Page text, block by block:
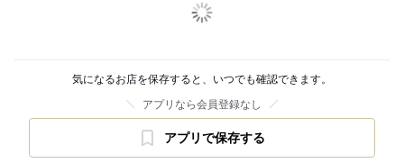
気になるお店を保存すると、いつでも確認できます。
アプリなら会員登録なし
アプリで保存する